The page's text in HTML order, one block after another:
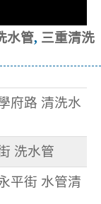
水管, 三重清洗
府路 清洗水
洗水管
平街 水管清